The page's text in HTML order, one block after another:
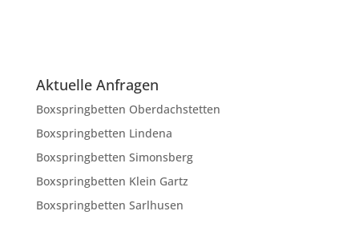
Aktuelle Anfragen
Boxspringbetten Oberdachstetten
Boxspringbetten Lindena
Boxspringbetten Simonsberg
Boxspringbetten Klein Gartz
Boxspringbetten Sarlhusen